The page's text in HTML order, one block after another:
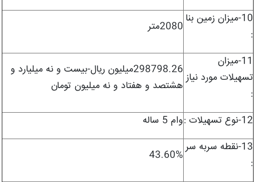
10-ميزان زمين بنا
:
2080متر
11-ميزان
تسهيلات مورد نياز
:
298798.26میلیون ریال-بیست و نه میلیارد و
هشتصد و هفتاد و نه میلیون تومان
12-نوع تسهيلات :
وام 5 ساله
13-نقطه سربه سر
:
43.60%